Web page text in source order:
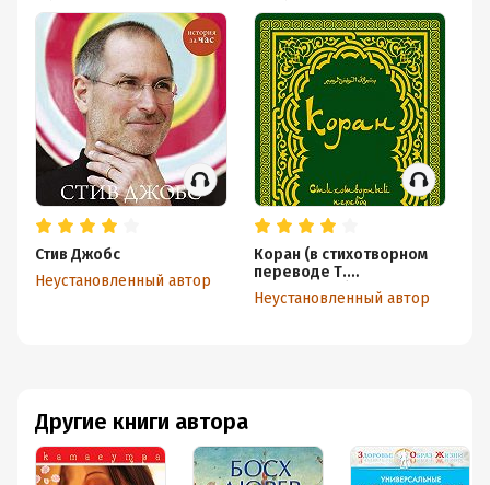
Другие книги автора
Стив Джобс
Неустановленный автор
Коран (в стихотворном
переводе Т.
Шумовского)
Неустановленный автор